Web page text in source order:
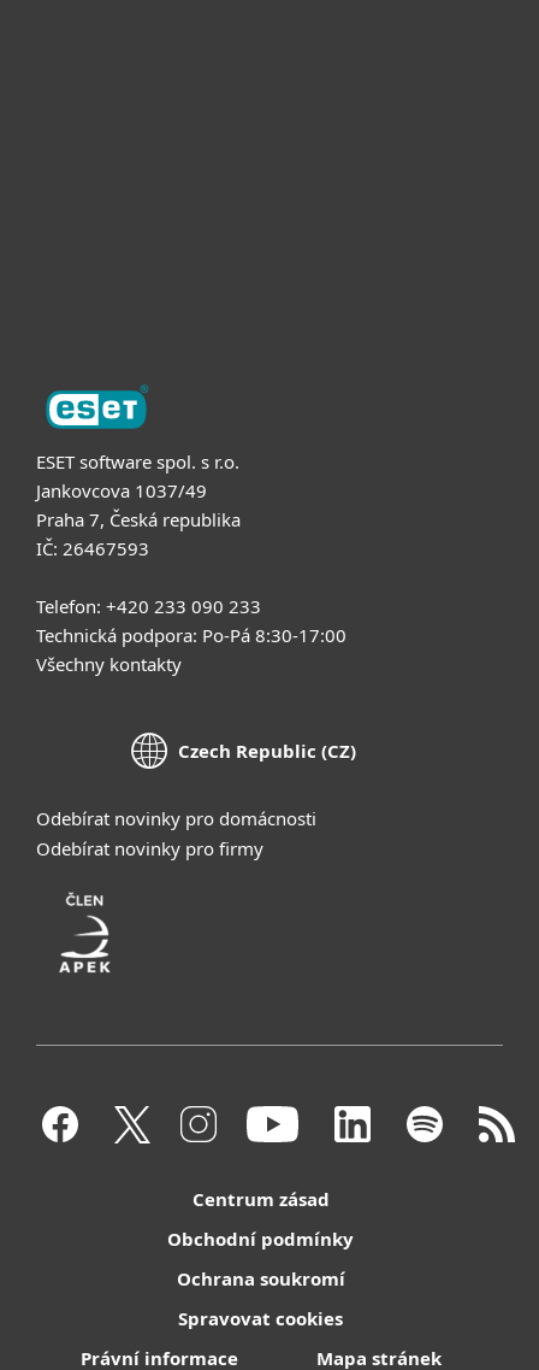
ESET software spol. s r.o.
Jankovcova 1037/49
Praha 7, Česká republika
IČ: 26467593
Telefon: +420 233 090 233
Technická podpora: Po-Pá 8:30-17:00
Všechny kontakty
Czech Republic (CZ)
Odebírat novinky pro domácnosti
Odebírat novinky pro firmy
Centrum zásad
Obchodní podmínky
Ochrana soukromí
Spravovat cookies
Právní informace
Mapa stránek